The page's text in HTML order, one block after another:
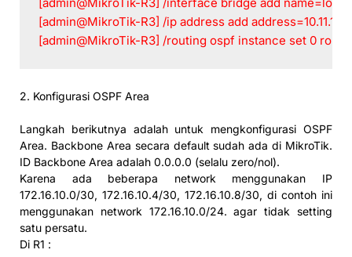
[admin@MikroTik-R3] /ip address add
[admin@MikroTik-R3] /routing ospf instance set 0
2. Konfigurasi OSPF Area
Langkah berikutnya adalah untuk mengkonfigurasi OSPF
Area. Backbone Area secara default sudah ada di MikroTik.
ID Backbone Area adalah 0.0.0.0 (selalu zero/nol).
Karena ada beberapa network menggunakan IP
172.16.10.0/30, 172.16.10.4/30, 172.16.10.8/30, di contoh ini
menggunakan network 172.16.10.0/24. agar tidak setting
satu persatu.
Di R1 :